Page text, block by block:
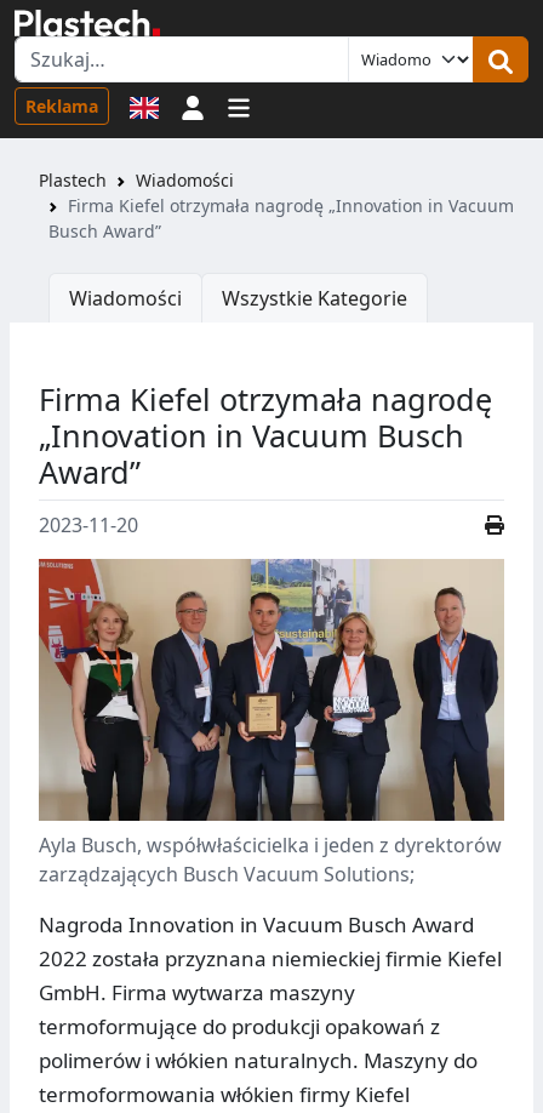
Reklama Logowanie
Plastech
Wiadomości
Firma Kiefel otrzymała nagrodę „Innovation in Vacuum
Busch Award”
Wiadomości Wszystkie Kategorie
Firma Kiefel otrzymała nagrodę
„Innovation in Vacuum Busch
Award”
2023-11-20
Ayla Busch, współwłaścicielka i jeden z dyrektorów
zarządzających Busch Vacuum Solutions;
Nagroda Innovation in Vacuum Busch Award
2022 została przyznana niemieckiej firmie Kiefel
GmbH. Firma wytwarza maszyny
termoformujące do produkcji opakowań z
polimerów i włókien naturalnych. Maszyny do
termoformowania włókien firmy Kiefel